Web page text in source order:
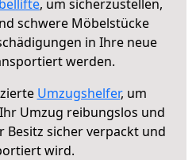
, um sicherzustellen,
schwere Möbelstücke
in Ihre neue
werden.
Umzugshelfer, um
Umzug reibungslos und
sicher verpackt und
wird.